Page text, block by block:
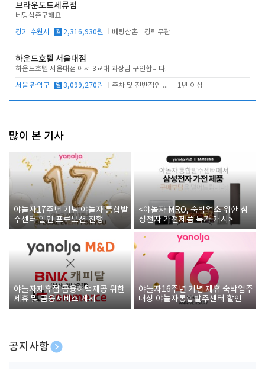
브라운도트세류점
베팅삼촌구해요
경기 수원시 월 2,316,930원 베팅삼촌 경력무관
하운드호텔 서울대점
하운드호텔 서울대점 에서 3교대 과장님 구인합니다.
서울 관악구 월 3,099,270원 주차 및 전반적인 당번업무 1년 이상
많이 본 기사
야놀자17주년 기념 야놀자 통합발
주센터 할인 프로모션 진행
<야놀자 MRO, 숙박업소 위한 삼
성전자 가전제품 특가 개시>
야놀자제휴점 금융혜택제공 위한
제휴 및 금융서비스 게시
야놀자16주년 기념 제휴 숙박업주
대상 야놀자통합발주센터 할인쿠
폰 증정
공지사항
[호텔업] 개인정보 처리방침 개정본1 (19.09.02)